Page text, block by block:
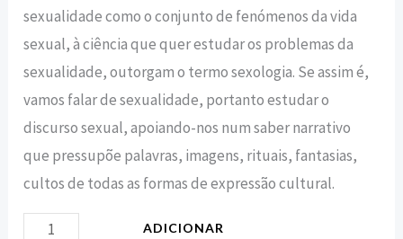
sexualidade como o conjunto de fenómenos da vida
sexual, à ciência que quer estudar os problemas da
sexualidade, outorgam o termo sexologia. Se assim é,
vamos falar de sexualidade, portanto estudar o
discurso sexual, apoiando-nos num saber narrativo
que pressupõe palavras, imagens, rituais, fantasias,
cultos de todas as formas de expressão cultural.
ADICIONAR